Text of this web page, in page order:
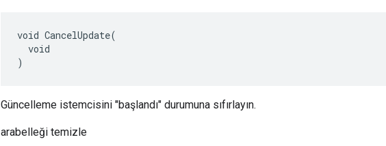
void CancelUpdate(
  void
)
Güncelleme istemcisini "başlandı" durumuna sıfırlayın.
arabelleği temizle